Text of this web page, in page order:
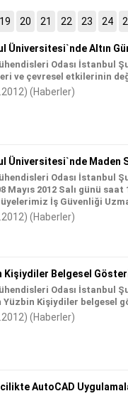
19 20 21 22 23 24
Üniversitesi`nde Altın
Odası İstanbul
ve çevresel etkilerinin
(Haberler)
Üniversitesi`nde Maden
Odası İstanbul
Mayıs 2012 Salı günü
İş Güvenliği
(Haberler)
Kişiydiler Belgesel
Odası İstanbul
Yüzbin Kişiydiler belgesel
(Haberler)
AutoCAD